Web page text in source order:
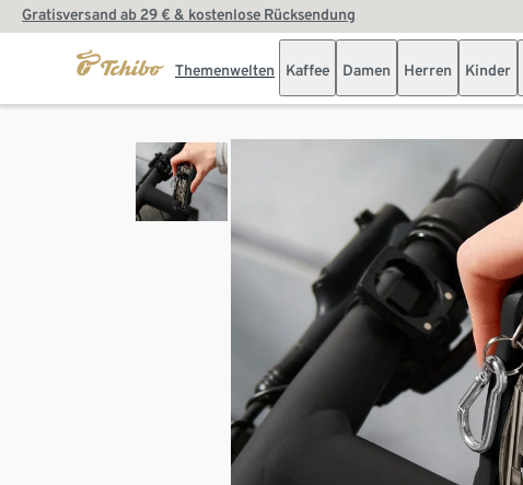
Gratisversand ab 29 € & kostenlose Rücksendung
Themenwelten Kaffee Damen Herren Kinder